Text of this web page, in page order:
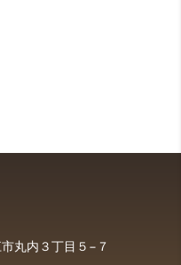
丸内３丁目５−７